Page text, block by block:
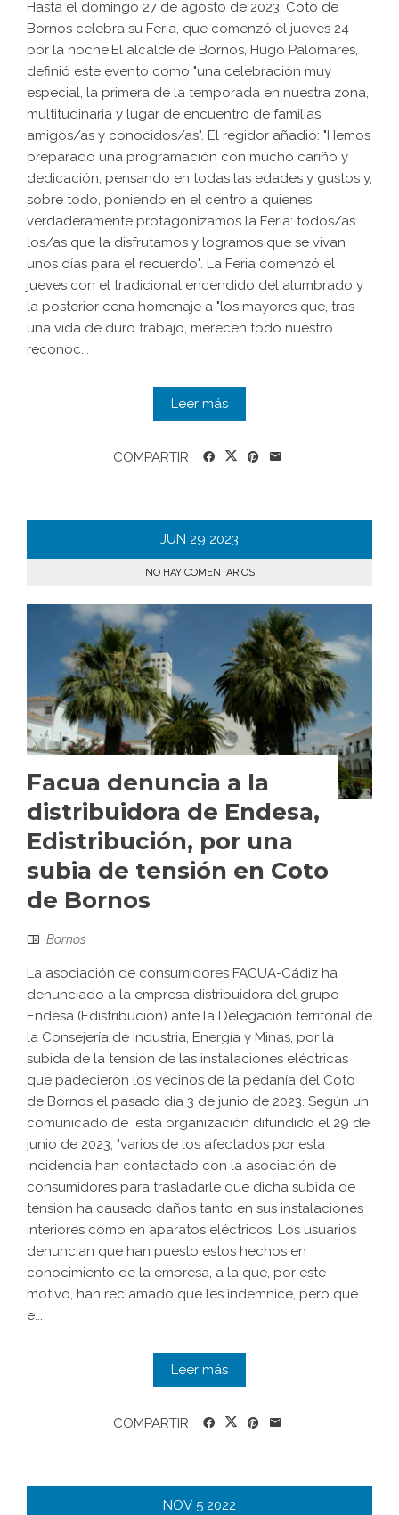
Hasta el domingo 27 de agosto de 2023, Coto de
Bornos celebra su Feria, que comenzó el jueves 24
por la noche.El alcalde de Bornos, Hugo Palomares,
definió este evento como "una celebración muy
especial, la primera de la temporada en nuestra zona,
multitudinaria y lugar de encuentro de familias,
amigos/as y conocidos/as". El regidor añadió: "Hemos
preparado una programación con mucho cariño y
dedicación, pensando en todas las edades y gustos y,
sobre todo, poniendo en el centro a quienes
verdaderamente protagonizamos la Feria: todos/as
los/as que la disfrutamos y logramos que se vivan
unos días para el recuerdo". La Feria comenzó el
jueves con el tradicional encendido del alumbrado y
la posterior cena homenaje a "los mayores que, tras
una vida de duro trabajo, merecen todo nuestro
reconoc...
Leer más
COMPARTIR
JUN 29 2023
NO HAY COMENTARIOS
Facua denuncia a la
distribuidora de Endesa,
Edistribución, por una
subia de tensión en Coto
de Bornos
Bornos
La asociación de consumidores FACUA-Cádiz ha
denunciado a la empresa distribuidora del grupo
Endesa (Edistribucion) ante la Delegación territorial de
la Consejería de Industria, Energía y Minas, por la
subida de la tensión de las instalaciones eléctricas
que padecieron los vecinos de la pedanía del Coto
de Bornos el pasado día 3 de junio de 2023. Según un
comunicado de esta organización difundido el 29 de
junio de 2023, "varios de los afectados por esta
incidencia han contactado con la asociación de
consumidores para trasladarle que dicha subida de
tensión ha causado daños tanto en sus instalaciones
interiores como en aparatos eléctricos. Los usuarios
denuncian que han puesto estos hechos en
conocimiento de la empresa, a la que, por este
motivo, han reclamado que les indemnice, pero que
e...
Leer más
COMPARTIR
NOV 5 2022